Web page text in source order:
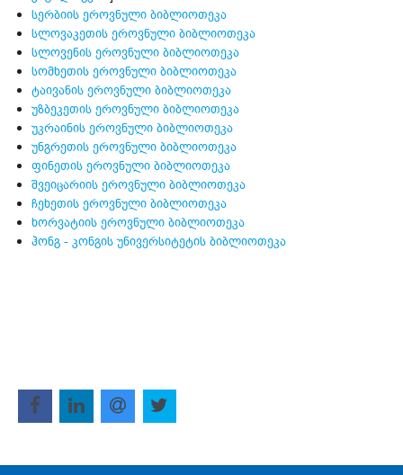
სერბიის ეროვნული ბიბლიოთეკა
სლოვაკეთის ეროვნული ბიბლიოთეკა
სლოვენის ეროვნული ბიბლიოთეკა
სომხეთის ეროვნული ბიბლიოთეკა
ტაივანის ეროვნული ბიბლიოთეკა
უზბეკეთის ეროვნული ბიბლიოთეკა
უკრაინის ეროვნული ბიბლიოთეკა
უნგრეთის ეროვნული ბიბლიოთეკა
ფინეთის ეროვნული ბიბლიოთეკა
შვეიცარიის ეროვნული ბიბლიოთეკა
ჩეხეთის ეროვნული ბიბლიოთეკა
ხორვატიის ეროვნული ბიბლიოთეკა
ჰონგ - კონგის უნივერსიტეტის ბიბლიოთეკა